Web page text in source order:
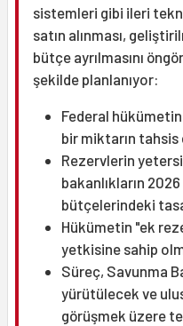
sistemleri gibi ileri
satın alınması,
bütçe ayrılmasını
şekilde planlanıyor:
Federal
bir miktarın tahsis
Rezervlerin
bakanlıkların 2026
bütçelerindeki
Hükümetin "ek
yetkisine sahip
Süreç, Savunma
yürütülecek ve
görüşmek üzere